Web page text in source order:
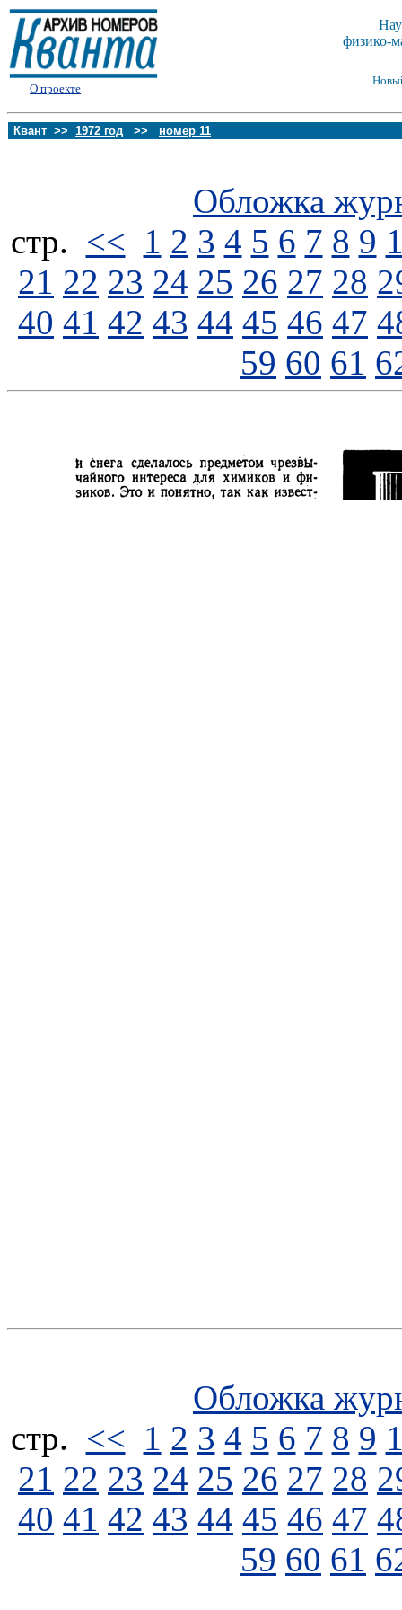
О проекте
физико-
Квант >> 1972 год >> номер 11
Обложка
стp. << 1 2 3 4 5 6 7 8 9
21 22 23 24 25 26 27 28
40 41 42 43 44 45 46 47
59 60 61
Обложка
стp. << 1 2 3 4 5 6 7 8 9
21 22 23 24 25 26 27 28
40 41 42 43 44 45 46 47
59 60 61